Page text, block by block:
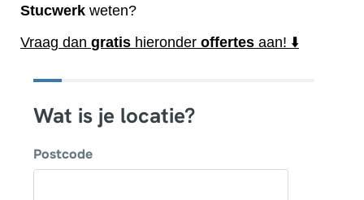
Stucwerk weten?
Vraag dan gratis hieronder offertes aan! ⬇️